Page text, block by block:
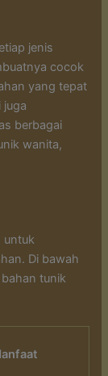
jenis
cocok
yang tepat
berbagai
wanita,
untuk
Di bawah
tunik